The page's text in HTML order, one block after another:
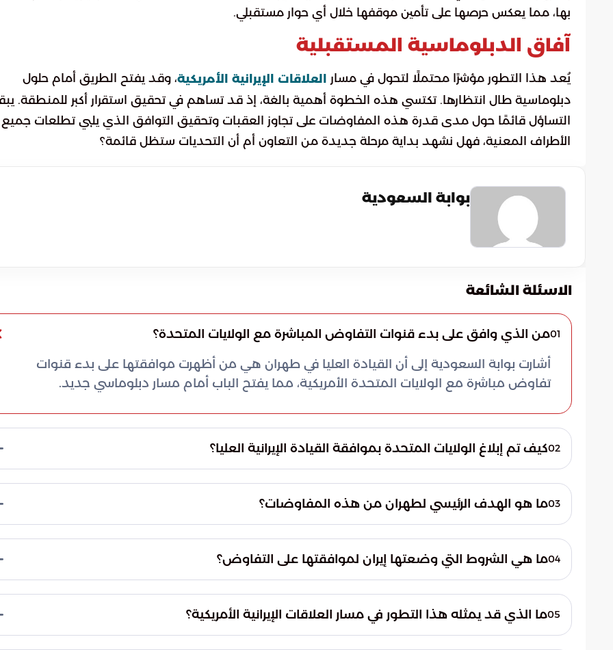
بها، مما يعكس حرصها على تأمين موقفها خلال أي حوار مستقبلي.
آفاق الدبلوماسية المستقبلية
يُعد هذا التطور مؤشرًا محتملًا لتحول في مسار العلاقات الإيرانية الأمريكية، وقد يفتح الطريق أمام حلول
دبلوماسية طال انتظارها. تكتسي هذه الخطوة أهمية بالغة، إذ قد تساهم في تحقيق استقرار أكبر للمنطقة.
التساؤل قائمًا حول مدى قدرة هذه المفاوضات على تجاوز العقبات وتحقيق التوافق الذي يلبي تطلعات جميع
الأطراف المعنية، فهل نشهد بداية مرحلة جديدة من التعاون أم أن التحديات ستظل قائمة؟
بوابة السعودية
الاسئلة الشائعة
01من الذي وافق على بدء قنوات التفاوض المباشرة مع الولايات المتحدة؟
أشارت بوابة السعودية إلى أن القيادة العليا في طهران هي من أظهرت موافقتها على بدء قنوات
تفاوض مباشرة مع الولايات المتحدة الأمريكية، مما يفتح الباب أمام مسار دبلوماسي جديد.
02كيف تم إبلاغ الولايات المتحدة بموافقة القيادة الإيرانية العليا؟
بموافقة القيادة الإيرانية العليا على خوض المفاوضات الأمريكية الإيرانية.03ما هو الهدف الرئيسي لطهران من هذه المفاوضات؟
في المنطقة بأسرع وقت ممكن، سعيًا لتحقيق الاستقرار.04ما هي الشروط التي وضعتها إيران لموافقتها على التفاوض؟
يعكس حرصها على تأمين موقفها التفاوضي وحماية أولوياتها الوطنية.05ما الذي قد يمثله هذا التطور في مسار العلاقات الإيرانية الأمريكية؟